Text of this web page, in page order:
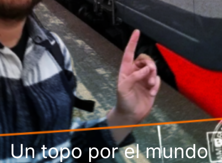
Un topo por el mundo